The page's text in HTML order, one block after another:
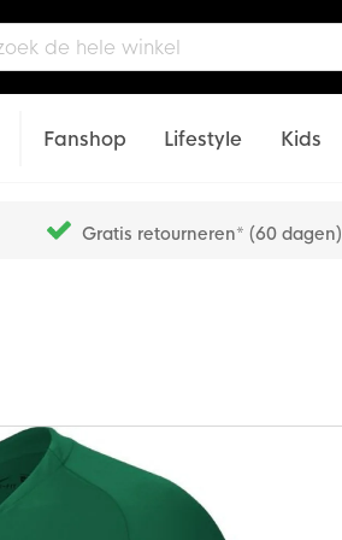
Fanshop Lifestyle Kids
Gratis retourneren* (60 dagen)